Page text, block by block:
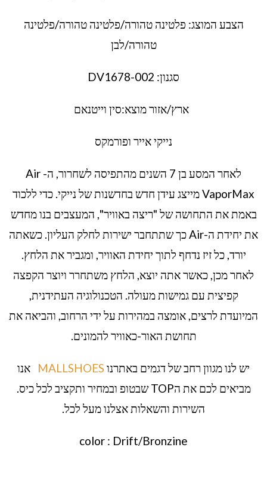
הצבע המוצג: פלטינה טהורה/פלטינה טהורה/פלטינה
טהורה/לבן
סגנון: DV1678-002
ארץ/אזור מוצא:סין וייטנאם
נייקי אייר ופורמקס
לאחר המסע בן 7 השנים מהתפיסה לשחרור, ה- Air
VaporMax מייצג עידן חדש בחדשנות של נייקי. כדי ללכוד
באמת את התחושה של "ריצה באוויר", המעצבים בנו מחדש
את יחידת ה-Air כך שתתחבר ישירות לחלק העליון. כשאתה
יורד, כל זיז נדחף לתוך יחידת האוויר, ומגביר את הלחץ.
לאחר מכן, כאשר אתה יוצא, הלחץ משתחרר ויוצר הקפצה
קפיצית עם גמישות מעולה. הטכנולוגיה העתידנית,
המיועדת לרצים, אומצה במהירות על ידי הרחוב, והביאה את
תחושת האור-כאוויר להמונים.
יש לנו מגוון רחב של דגמים באתרנו MALLSHOES אנו
מביאים לכם את הTOP שבטופ ובמחיר ותקציב לכל כיס.
השירות והשאלות אצלנו מעל לכל.
color : Drift/Bronzine